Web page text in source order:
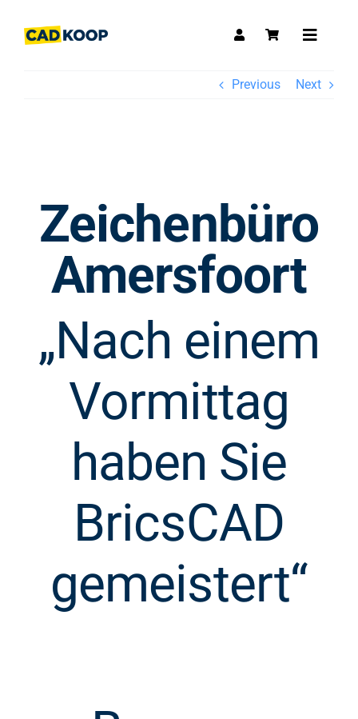
Toggle
Previous Next
Zeichenbüro
Amersfoort
„Nach einem
Vormittag
haben Sie
BricsCAD
gemeistert“